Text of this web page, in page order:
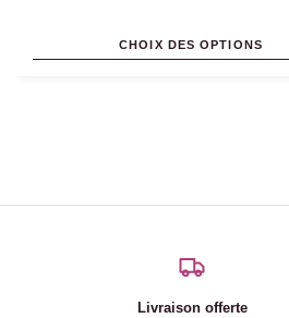
CHOIX DES OPTIONS
Livraison offerte